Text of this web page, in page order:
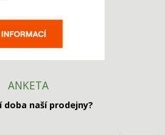
ANKETA
naší prodejny?